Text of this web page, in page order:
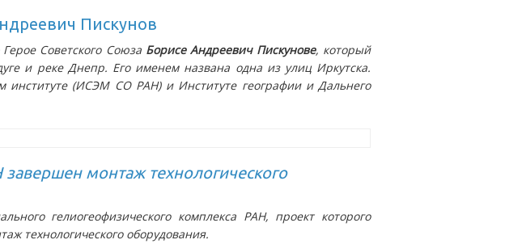
Пискунов
Советского Союза Борисе Андреевич Пискунове, который
и реке Днепр. Его именем названа одна из улиц Иркутска.
институте (ИСЭМ СО РАН) и Институте географии и Дальнего
монтаж технологического
гелиогеофизического комплекса РАН, проект которого
технологического оборудования.